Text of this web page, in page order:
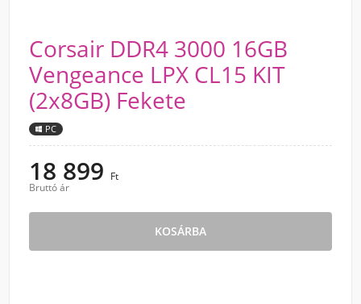
Corsair DDR4 3000 16GB
Vengeance LPX CL15 KIT
(2x8GB) Fekete
PC
18 899 Ft
Bruttó ár
KOSÁRBA